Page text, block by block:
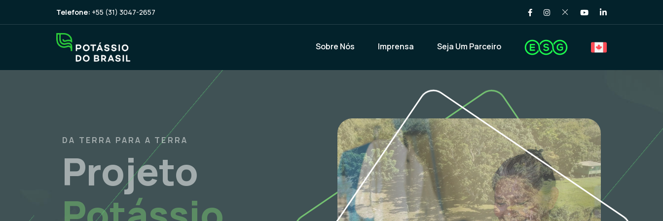
Telefone: +55 (31) 3047-2657
Sobre Nós Imprensa Seja Um Parceiro
DA TERRA PARA A TERRA
Projeto
DESTAQUE
POTÁSSIO DO BRASIL
INICIA AS ATIVIDADES
DESTAQUE
BRAZIL POTASH